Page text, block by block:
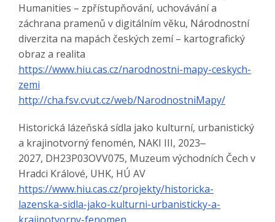
Humanities – zpřístupňování, uchovávání a
záchrana pramenů v digitálním věku, Národnostní
diverzita na mapách českých zemí – kartografický
obraz a realita
https://www.hiu.cas.cz/narodnostni-mapy-ceskych-
zemi
http://cha.fsv.cvut.cz/web/NarodnostniMapy/
Historická lázeňská sídla jako kulturní, urbanistický
a krajinotvorný fenomén, NAKI III, 2023‒
2027, DH23P03OVV075, Muzeum východních Čech v
Hradci Králové, UHK, HÚ AV
https://www.hiu.cas.cz/projekty/historicka-
lazenska-sidla-jako-kulturni-urbanisticky-a-